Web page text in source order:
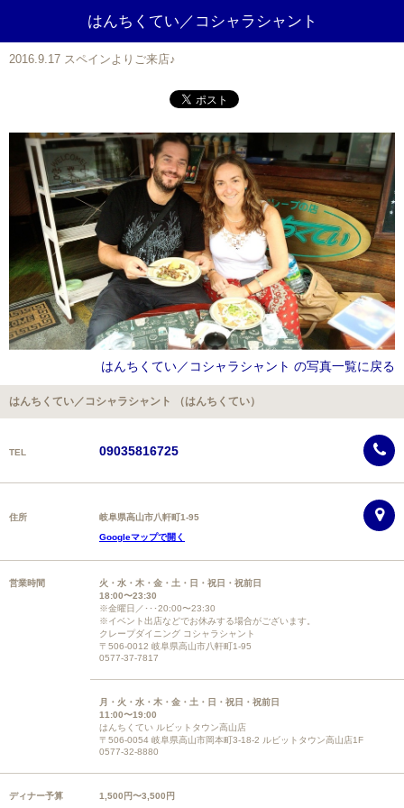
はんちくてい／コシャラシャント
2016.9.17 スペインよりご来店♪
はんちくてい／コシャラシャント の写真一覧に戻る
はんちくてい／コシャラシャント （はんちくてい）
TEL 09035816725
住所
岐阜県高山市八軒町1-95
Googleマップで開く
営業時間
火・水・木・金・土・日・祝日・祝前日
18:00〜23:30
※金曜日／･･･20:00〜23:30
※イベント出店などでお休みする場合がございます。
クレープダイニング コシャラシャント
〒506-0012 岐阜県高山市八軒町1-95
0577-37-7817
月・火・水・木・金・土・日・祝日・祝前日
11:00〜19:00
はんちくてい ルビットタウン高山店
〒506-0054 岐阜県高山市岡本町3-18-2 ルビットタウン高山店1F
0577-32-8880
ディナー予算 1,500円〜3,500円